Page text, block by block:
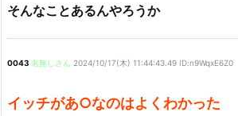
そんなことあるんやろうか
0043 名無しさん 2024/10/17(木) 11:44:43.49 ID:n9WqxE6Z0
イッチがあ○なのはよくわかった